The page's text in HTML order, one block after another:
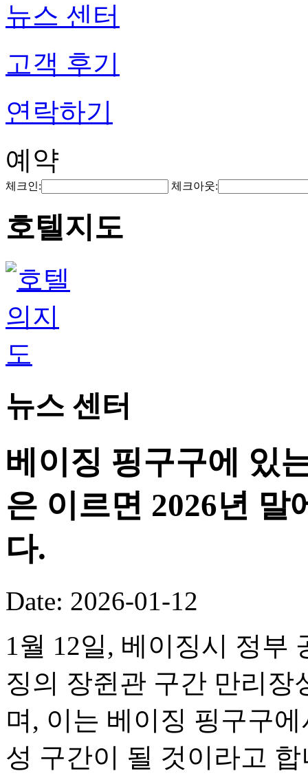
뉴스 센터
고객 후기
연락하기
예약
체크인: 체크아웃:
호텔지도
뉴스 센터
베이징 핑구구에 있
은 이르면 2026년
다.
Date: 2026-01-12
1월 12일, 베이징시 정부
징의 장쥔관 구간 만리장
며, 이는 베이징 핑구구
성 구간이 될 것이라고